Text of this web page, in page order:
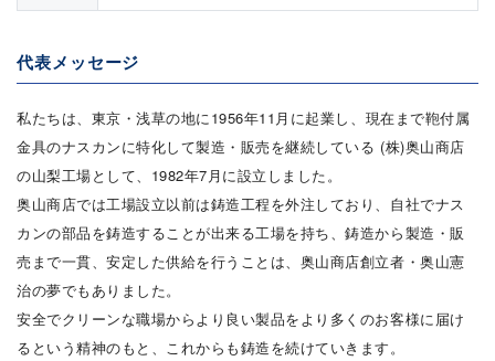
代表メッセージ
私たちは、東京・浅草の地に1956年11月に起業し、現在まで鞄付属
金具のナスカンに特化して製造・販売を継続している (株)奥山商店
の山梨工場として、1982年7月に設立しました。
奥山商店では工場設立以前は鋳造工程を外注しており、自社でナス
カンの部品を鋳造することが出来る工場を持ち、鋳造から製造・販
売まで一貫、安定した供給を行うことは、奥山商店創立者・奥山憲
治の夢でもありました。
安全でクリーンな職場からより良い製品をより多くのお客様に届け
るという精神のもと、これからも鋳造を続けていきます。